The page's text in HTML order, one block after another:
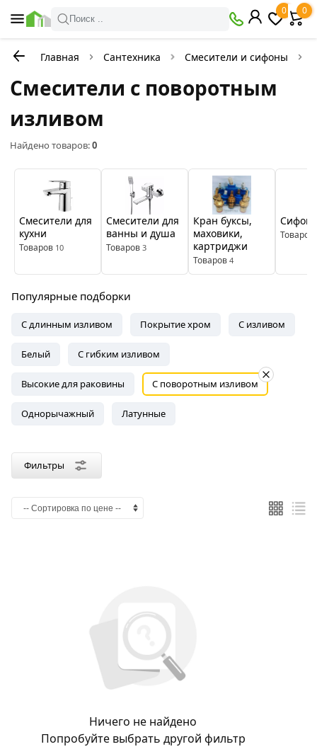
Поиск ..
0 0
Главная Сантехника Смесители и сифоны
Смесители с поворотным
изливом
Найдено товаров:0
Смесители для
кухни
Товаров 10
Смесители для
ванны и душа
Товаров 3
Кран буксы,
маховики,
картриджи
Товаров 4
Сифон
Товаров
Популярные подборки
С длинным изливом Покрытие хром С изливом
Белый С гибким изливом
Высокие для раковины С поворотным изливом
Однорычажный Латунные
Фильтры
Фильтры
В
Со
руб.
—
Ничего не найдено
Попробуйте выбрать другой фильтр